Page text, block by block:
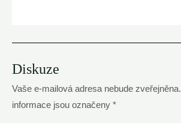
Diskuze
Vaše e-mailová adresa nebude zveřejněna.
informace jsou označeny *